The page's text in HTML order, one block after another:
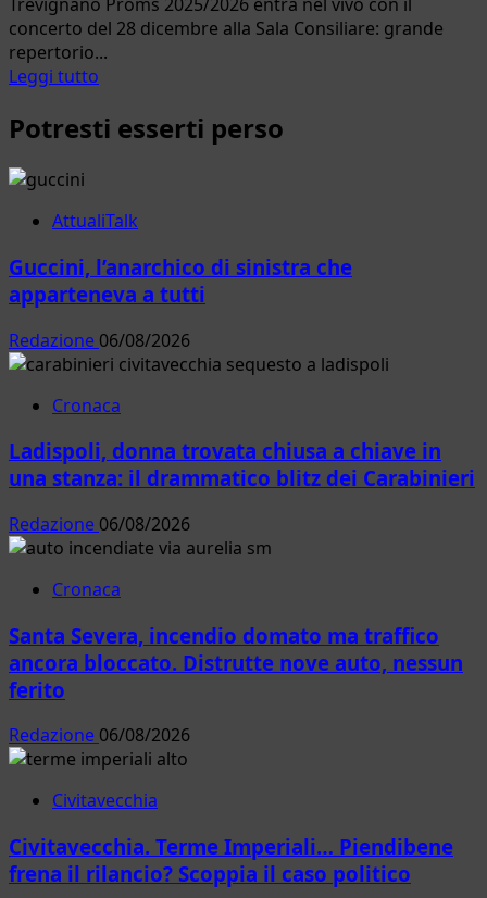
concerto del 28 dicembre alla Sala Consiliare: grande
repertorio...
Leggi tutto
più
Concerto
28
dicembre
il
Duo
Matteucci
Potresti esserti perso
AttualiTalk
Guccini, l’anarchico di sinistra che
apparteneva a tutti
Redazione 06/08/2026
Cronaca
Ladispoli, donna trovata chiusa a chiave in
una stanza: il drammatico blitz dei Carabinieri
Redazione 06/08/2026
Cronaca
Santa Severa, incendio domato ma traffico
ancora bloccato. Distrutte nove auto, nessun
ferito
Redazione 06/08/2026
Civitavecchia
Civitavecchia. Terme Imperiali… Piendibene
frena il rilancio? Scoppia il caso politico